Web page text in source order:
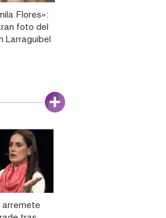
Flores»:
foto del
Larraguibel
arremete